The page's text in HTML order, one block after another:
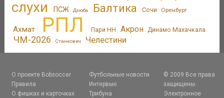
слухи
ПСЖ Дзюба Балтика Сочи Оренбург
Ахмат РПЛ Пари НН Акрон Динамо Махачкала
ЧМ-2026 Станкович Челестини
О проекте Bobsoccer
Правила
О фишках и карточках
Футбольные новости
Интервью
Трибуна
© 2009 Все права
защищены.
Электронное